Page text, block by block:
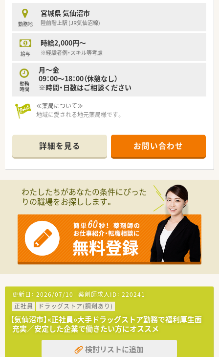
勤務地
宮城県 気仙沼市
陸前階上駅 (JR気仙沼線)
給与
時給2,000円～
※経験者例・スキル等考慮
勤務
時間
月～金
09：00～18：00（休憩なし）
※時間・日数はご相談ください
≪薬局について≫
地域に愛される地元薬局様です。
詳細を見る お問い合わせ
わたしたちがあなたの条件にぴった
りの職場をお探しします。
更新日： 2026/07/10 薬剤師求人ID： 220241
正社員
ドラッグストア(調剤あり)
【気仙沼市】«正社員»大手ドラッグストア勤務で福利厚生面
充実／安定した企業で働きたい方にオススメ
検討リストに追加